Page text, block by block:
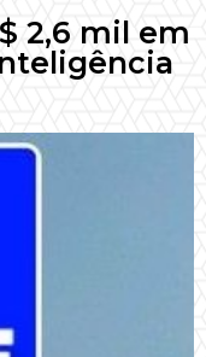
2,6 mil em